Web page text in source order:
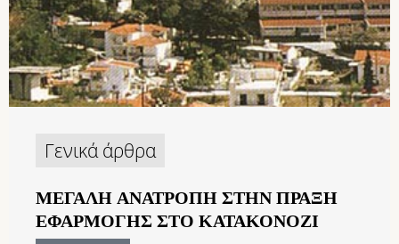
Γενικά άρθρα
ΜΕΓΑΛΗ ΑΝΑΤΡΟΠΗ ΣΤΗΝ ΠΡΑΞΗ
ΕΦΑΡΜΟΓΗΣ ΣΤΟ ΚΑΤΑΚΟΝΟΖΙ